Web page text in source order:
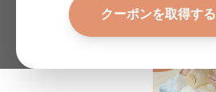
クーポンを取得する
調節可能